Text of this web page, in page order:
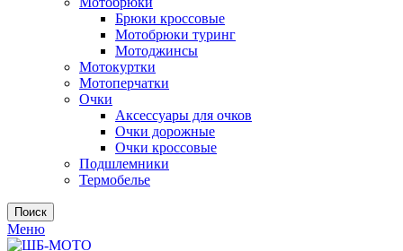
Брюки кроссовые
Мотобрюки туринг
Мотоджинсы
Мотокуртки
Мотоперчатки
Очки
Аксессуары для очков
Очки дорожные
Очки кроссовые
Подшлемники
Термобелье
Поиск
Меню